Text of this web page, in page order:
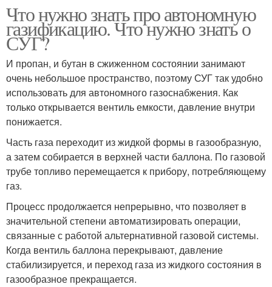
Что нужно знать про автономную
газификацию. Что нужно знать о
СУГ?
И пропан, и бутан в сжиженном состоянии занимают
очень небольшое пространство, поэтому СУГ так удобно
использовать для автономного газоснабжения. Как
только открывается вентиль емкости, давление внутри
понижается.
Часть газа переходит из жидкой формы в газообразную,
а затем собирается в верхней части баллона. По газовой
трубе топливо перемещается к прибору, потребляющему
газ.
Процесс продолжается непрерывно, что позволяет в
значительной степени автоматизировать операции,
связанные с работой альтернативной газовой системы.
Когда вентиль баллона перекрывают, давление
стабилизируется, и переход газа из жидкого состояния в
газообразное прекращается.